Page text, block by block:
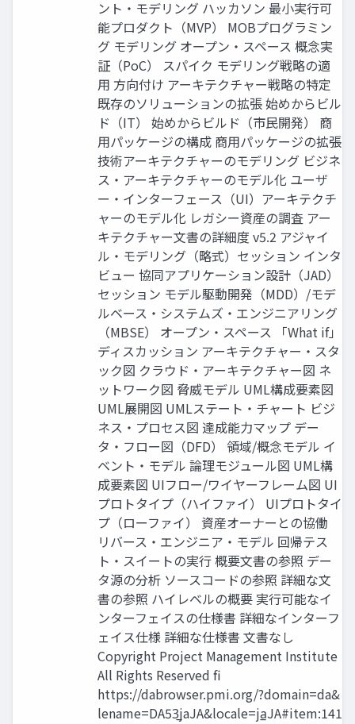
ント・モデリング ハッカソン 最小実行可
能プロダクト（MVP） MOBプログラミン
グ モデリング オープン・スペース 概念実
証（PoC） スパイク モデリング戦略の適
用 方向付け アーキテクチャー戦略の特定
既存のソリューションの拡張 始めからビル
ド（IT） 始めからビルド（市民開発） 商
用パッケージの構成 商用パッケージの拡張
技術アーキテクチャーのモデリング ビジネ
ス・アーキテクチャーのモデル化 ユーザ
ー・インターフェース（UI）アーキテクチ
ャーのモデル化 レガシー資産の調査 アー
キテクチャー文書の詳細度 v5.2 アジャイ
ル・モデリング（略式）セッション インタ
ビュー 協同アプリケーション設計（JAD）
セッション モデル駆動開発（MDD）/モデ
ルベース・システムズ・エンジニアリング
（MBSE） オープン・スペース 「What if」
ディスカッション アーキテクチャー・スタ
ック図 クラウド・アーキテクチャー図 ネ
ットワーク図 脅威モデル UML構成要素図
UML展開図 UMLステート・チャート ビジ
ネス・プロセス図 達成能力マップ デー
タ・フロー図（DFD） 領域/概念モデル イ
ベント・モデル 論理モジュール図 UML構
成要素図 UIフロー/ワイヤーフレーム図 UI
プロトタイプ（ハイファイ） UIプロトタイ
プ（ローファイ） 資産オーナーとの協働
リバース・エンジニア・モデル 回帰テス
ト・スイートの実行 概要文書の参照 デー
タ源の分析 ソースコードの参照 詳細な文
書の参照 ハイレベルの概要 実行可能なイ
ンターフェイスの仕様書 詳細なインターフ
ェイス仕様 詳細な仕様書 文書なし
Copyright Project Management Institute
All Rights Reserved fi
https://dabrowser.pmi.org/?domain=da&
lename=DA53̲jaJA&locale=ja̲JA#item:141